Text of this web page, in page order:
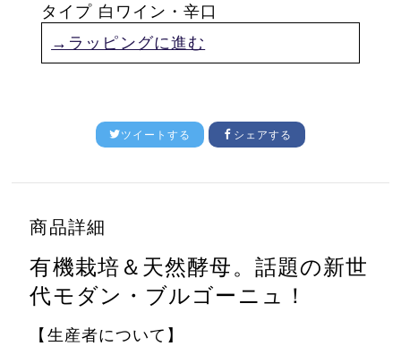
タイプ 白ワイン・辛口
→ラッピングに進む
ツイートする シェアする
商品詳細
有機栽培＆天然酵母。話題の新世
代モダン・ブルゴーニュ！
【生産者について】